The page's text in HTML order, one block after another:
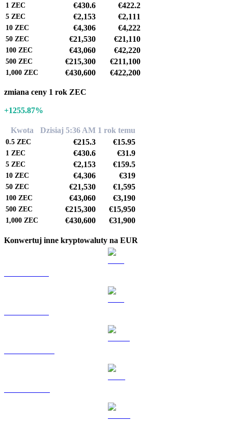
1 ZEC €430.6 €422.2
5 ZEC €2,153 €2,111
10 ZEC €4,306 €4,222
50 ZEC €21,530 €21,110
100 ZEC €43,060 €42,220
500 ZEC €215,300 €211,100
1,000 ZEC €430,600 €422,200
zmiana ceny 1 rok ZEC
+1255.87%
Kwota Dzisiaj 5:36 AM 1 rok temu
0.5 ZEC €215.3 €15.95
1 ZEC €430.6 €31.9
5 ZEC €2,153 €159.5
10 ZEC €4,306 €319
50 ZEC €21,530 €1,595
100 ZEC €43,060 €3,190
500 ZEC €215,300 €15,950
1,000 ZEC €430,600 €31,900
Konwertuj inne kryptowaluty na EUR